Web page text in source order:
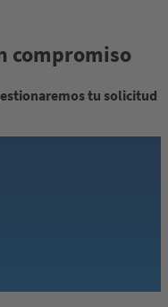
compromiso
tu solicitud